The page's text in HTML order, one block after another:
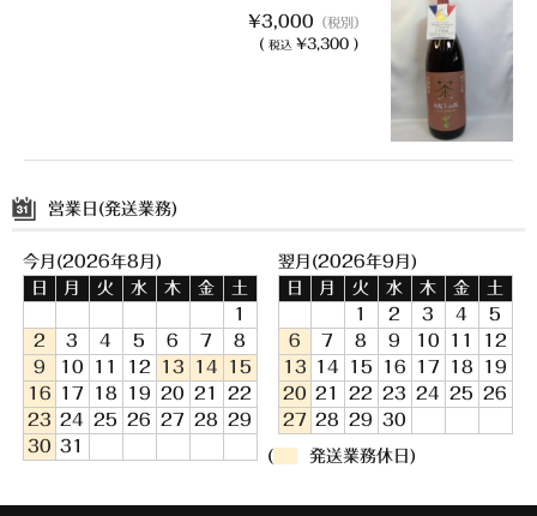
¥3,000 （税別）
( 税込 ¥3,300 )
営業日(発送業務)
今月(2026年8月)
日
月 火 水 木 金
土
1
2
3 4 5 6 7
8
9
10 11 12 13 14
15
16
17 18 19 20 21
22
23 24 25 26 27 28
29
30 31
翌月(2026年9月)
日
月 火 水 木 金
土
1
2 3 4
5
6
7 8 9 10 11
12
13
14 15 16 17 18
19
20 21 22 23 24 25
26
27 28 29 30
( 発送業務休日)